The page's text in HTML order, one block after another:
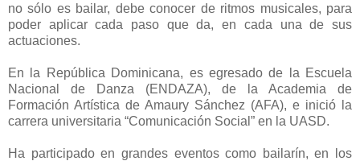
no sólo es bailar, debe conocer de ritmos musicales, para
poder aplicar cada paso que da, en cada una de sus
actuaciones.
En la República Dominicana, es egresado de la Escuela
Nacional de Danza (ENDAZA), de la Academia de
Formación Artística de Amaury Sánchez (AFA), e inició la
carrera universitaria “Comunicación Social” en la UASD.
Ha participado en grandes eventos como bailarín, en los